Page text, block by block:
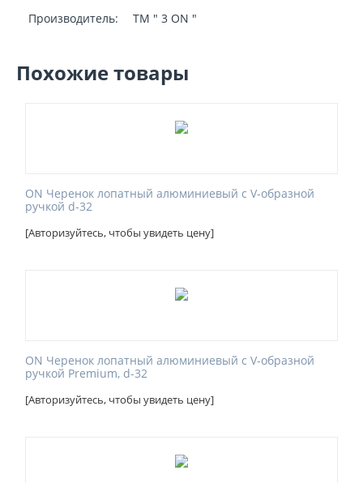
Производитель: TM " 3 ON "
Похожие товары
ON Черенок лопатный алюминиевый с V-образной
ручкой d-32
[Авторизуйтесь, чтобы увидеть цену]
ON Черенок лопатный алюминиевый с V-образной
ручкой Premium, d-32
[Авторизуйтесь, чтобы увидеть цену]